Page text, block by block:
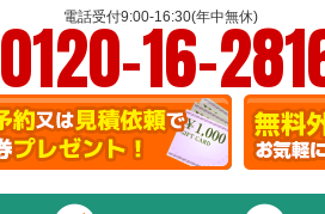
電話受付9:00-16:30(年中無休)
0120-16-